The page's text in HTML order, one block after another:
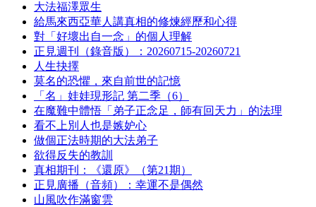
大法福澤眾生
給馬來西亞華人講真相的修煉經歷和心得
對「好壞出自一念」的個人理解
正見週刊（錄音版）：20260715-20260721
人生抉擇
莫名的恐懼，來自前世的記憶
「名」娃娃現形記 第二季（6）
在魔難中體悟「弟子正念足，師有回天力」的法理
看不上別人也是嫉妒心
做個正法時期的大法弟子
欲得反失的教訓
真相期刊：《還原》（第21期）
正見廣播（音頻）：幸運不是偶然
山風吹作滿窗雲